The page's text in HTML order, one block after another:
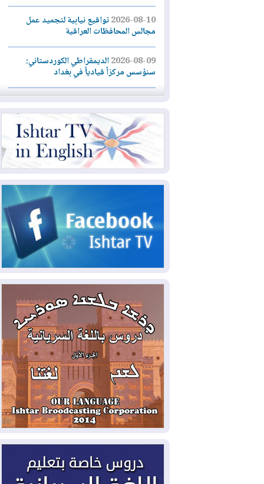
2026-08-10تواقيع نيابية لتجميد عمل
مجالس المحافظات العراقية
2026-08-09الديمقراطي الكوردستاني:
سنؤسس مركزاً قيادياً في بغداد
2026-08-09
طهران تضع 6 شروط لفتح
هرمز.. وواشنطن تراهن على الضغوط
2026-08-09غرب كندا.. حرائق الغابات تجبر
2026-08-08مركز أبحاث أميركي: البيشمركة
شريك حيوي للولايات المتحدة ويجب تزويدها
2026-08-08الداخلية: رصد شائعات مفبركة
بالذكاء الاصطناعي ومقاطع قديمة يعاد نشرها
لإدارة رئيس كولومبيا الجديد
2026-08-07حكومة إقليم كوردستان ترفض
قرار "دانة غاز" و"نفط الهلال" بتزويد بغداد
بالغاز دون موافقتها
2026-08-07القوات المسلحة العراقية: خطة
أمنية لإجهاض هجمة محتملة على السعودية
2026-08-07الاستخبارات الأميركية: بوتين
قد يختبر تماسك الناتو بهجوم محدود
"إدارة الدولة": أكدنا دعم تنفيذ البرنامج
الحكومي وأهمية حصر السلاح